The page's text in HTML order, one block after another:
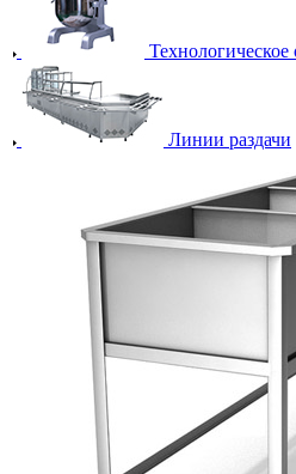
Технологическое
Линии раздачи